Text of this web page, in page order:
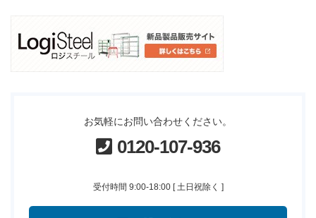
お気軽にお問い合わせください。
0120-107-936
受付時間 9:00-18:00 [ 土日祝除く ]